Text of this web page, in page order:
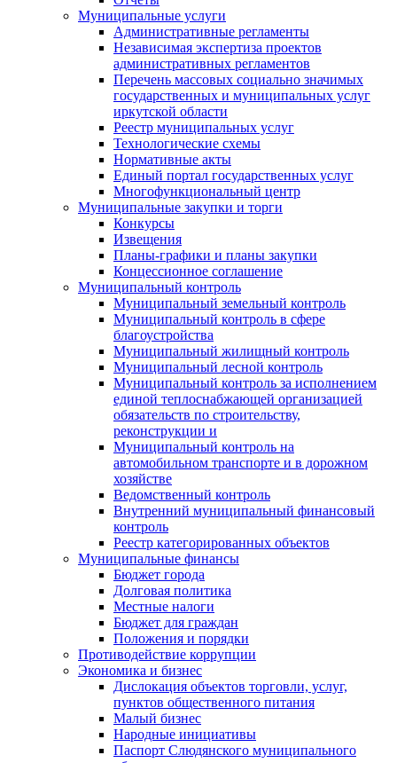
Муниципальные услуги
Административные регламенты
Независимая экспертиза проектов
административных регламентов
Перечень массовых социально значимых
государственных и муниципальных услуг
иркутской области
Реестр муниципальных услуг
Технологические схемы
Нормативные акты
Единый портал государственных услуг
Многофункциональный центр
Муниципальные закупки и торги
Конкурсы
Извещения
Планы-графики и планы закупки
Концессионное соглашение
Муниципальный контроль
Муниципальный земельный контроль
Муниципальный контроль в сфере
благоустройства
Муниципальный жилищный контроль
Муниципальный лесной контроль
Муниципальный контроль за исполнением
единой теплоснабжающей организацией
обязательств по строительству,
реконструкции и
Муниципальный контроль на
автомобильном транспорте и в дорожном
хозяйстве
Ведомственный контроль
Внутренний муниципальный финансовый
контроль
Реестр категорированных объектов
Муниципальные финансы
Бюджет города
Долговая политика
Местные налоги
Бюджет для граждан
Положения и порядки
Противодействие коррупции
Экономика и бизнес
Дислокация объектов торговли, услуг,
пунктов общественного питания
Малый бизнес
Народные инициативы
Паспорт Слюдянского муниципального